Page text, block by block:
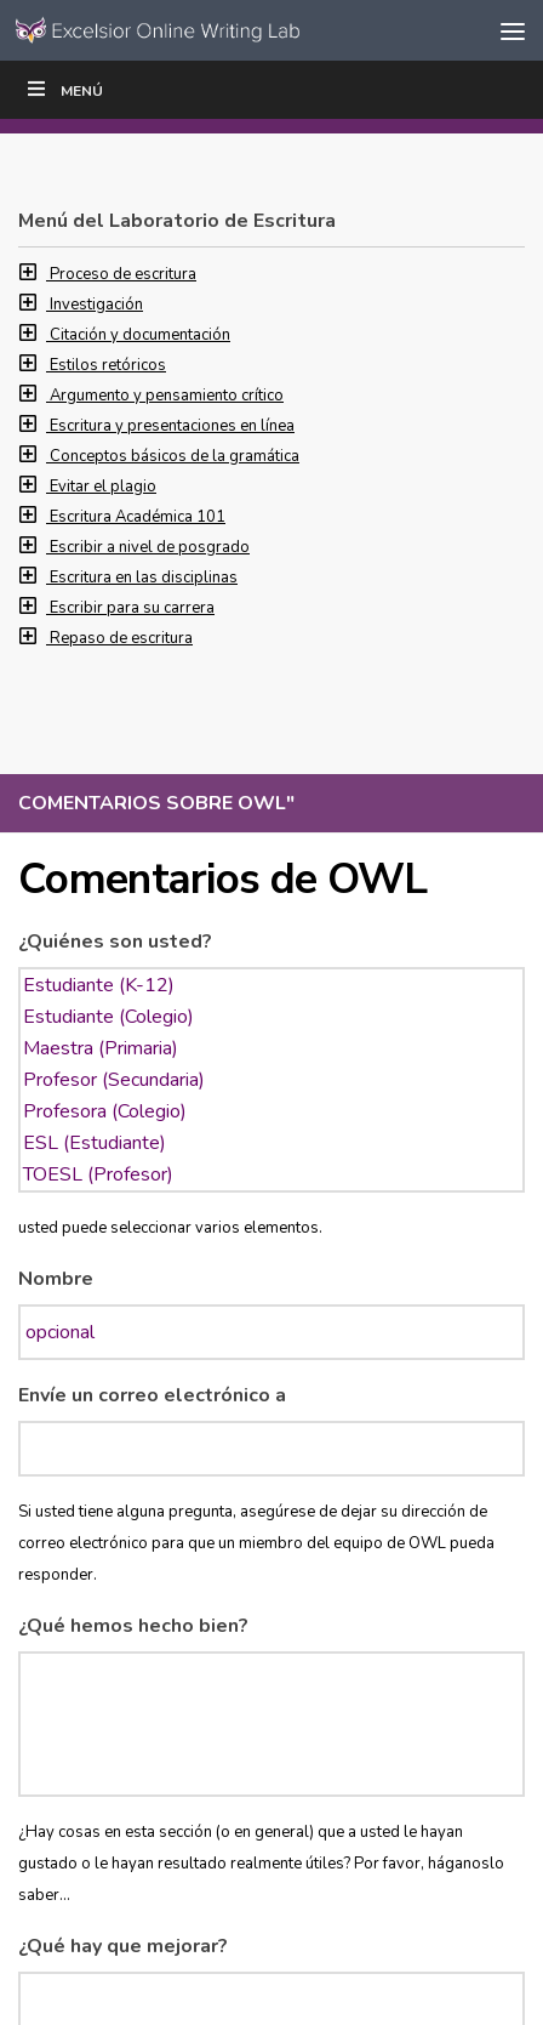
Ir al contenido
navegación
MENÚ
COMENTARIOS SOBRE OWL"
Comentarios de OWL
¿Quiénes son usted?
usted puede seleccionar varios elementos.
Nombre
Envíe un correo electrónico a
Si usted tiene alguna pregunta, asegúrese de dejar su dirección de
correo electrónico para que un miembro del equipo de OWL pueda
responder.
¿Qué hemos hecho bien?
¿Hay cosas en esta sección (o en general) que a usted le hayan
gustado o le hayan resultado realmente útiles? Por favor, háganoslo
saber...
¿Qué hay que mejorar?
ESCRIBIR
Menú del Laboratorio de Escritura
Proceso de escritura
Investigación
Citación y documentación
Estilos retóricos
Argumento y pensamiento crítico
Escritura y presentaciones en línea
Conceptos básicos de la gramática
Evitar el plagio
Escritura Académica 101
Escribir a nivel de posgrado
Escritura en las disciplinas
Escribir para su carrera
Repaso de escritura